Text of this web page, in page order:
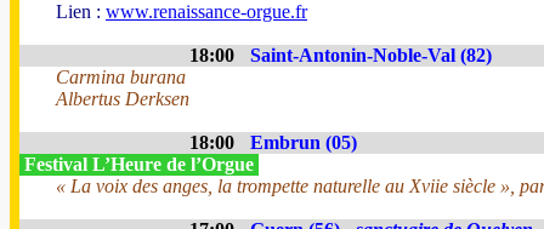
Lien : www.renaissance-orgue.fr
18:00
Saint-Antonin-Noble-Val (82)
Carmina burana
Albertus Derksen
18:00
Embrun (05)
Festival L’Heure de l’Orgue
« La voix des anges, la trompette naturelle au Xviie siècle »,